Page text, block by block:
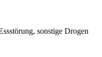
sonstige Drogen